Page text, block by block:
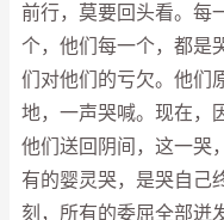
前行，莫要回头看。每
个，他们每一个，都是
们对他们的亏欠。他们
地，一声哭喊。现在，
他们送回阴间，这一哭
有的婴灵哭，是哭自己
刻，所有的委屈全部迸